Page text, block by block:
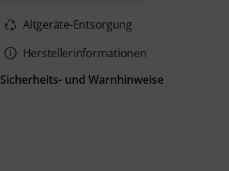
Altgeräte-Entsorgung
Herstellerinformationen
Sicherheits- und Warnhinweise